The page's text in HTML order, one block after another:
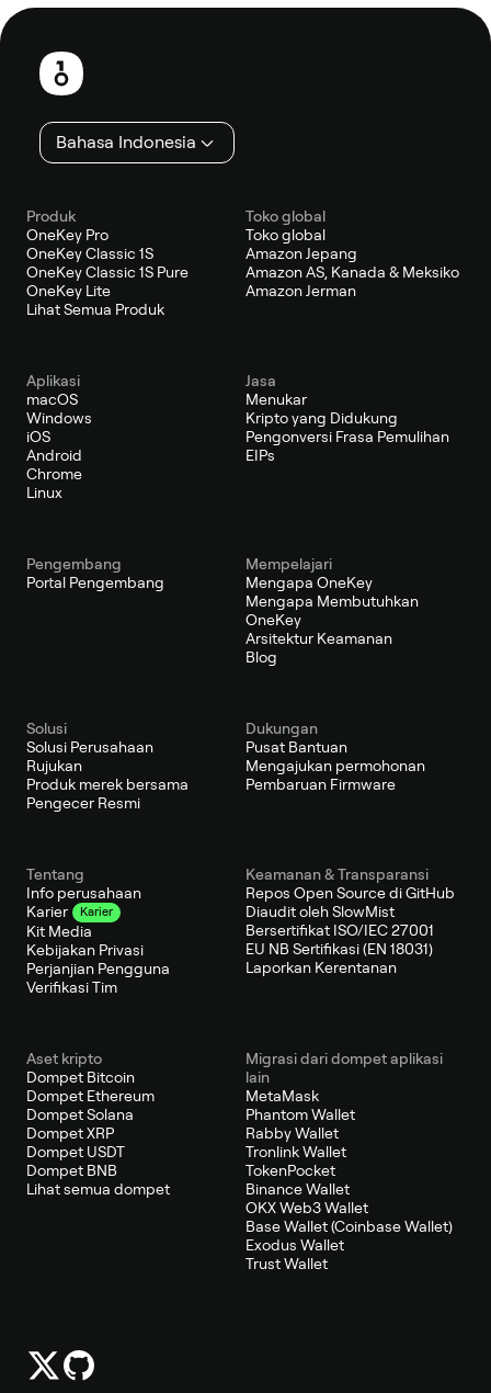
Catatan
kaki
Bahasa Indonesia
Produk
OneKey Pro
OneKey Classic 1S
OneKey Classic 1S Pure
OneKey Lite
Lihat Semua Produk
Toko global
Toko global
Amazon Jepang
Amazon AS, Kanada & Meksiko
Amazon Jerman
Aplikasi
macOS
Windows
iOS
Android
Chrome
Linux
Jasa
Menukar
Kripto yang Didukung
Pengonversi Frasa Pemulihan
EIPs
Pengembang
Portal Pengembang
Mempelajari
Mengapa OneKey
Mengapa Membutuhkan
OneKey
Arsitektur Keamanan
Blog
Solusi
Solusi Perusahaan
Rujukan
Produk merek bersama
Pengecer Resmi
Dukungan
Pusat Bantuan
Mengajukan permohonan
Pembaruan Firmware
Tentang
Info perusahaan
Karier
Karier
Kit Media
Kebijakan Privasi
Perjanjian Pengguna
Verifikasi Tim
Keamanan & Transparansi
Repos Open Source di GitHub
Diaudit oleh SlowMist
Bersertifikat ISO/IEC 27001
EU NB Sertifikasi (EN 18031)
Laporkan Kerentanan
Aset kripto
Dompet Bitcoin
Dompet Ethereum
Dompet Solana
Dompet XRP
Dompet USDT
Dompet BNB
Lihat semua dompet
Migrasi dari dompet aplikasi
lain
MetaMask
Phantom Wallet
Rabby Wallet
Tronlink Wallet
TokenPocket
Binance Wallet
OKX Web3 Wallet
Base Wallet (Coinbase Wallet)
Exodus Wallet
Trust Wallet